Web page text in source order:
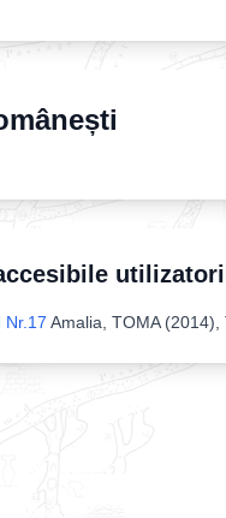
Nr.17 Amalia, TOMA